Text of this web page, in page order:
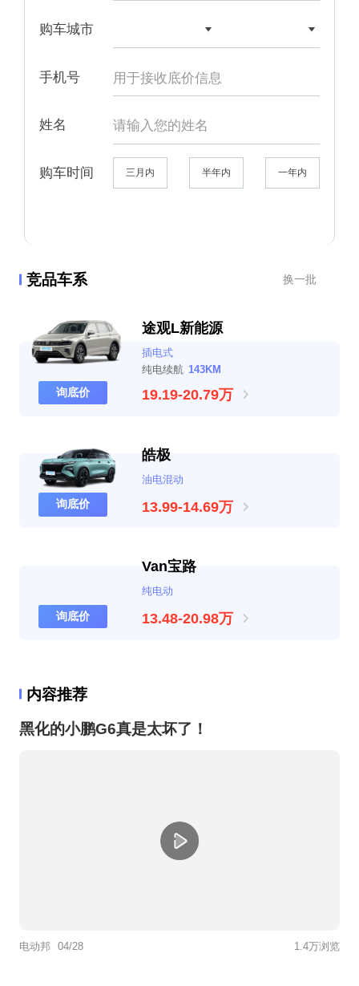
购车城市  
手机号
姓名
购车时间 三月内 半年内 一年内
竞品车系 换一批
途观L新能源
插电式
纯电续航 143KM
19.19-20.79万
询底价
皓极
油电混动
13.99-14.69万
询底价
Van宝路
纯电动
13.48-20.98万
询底价
内容推荐
黑化的小鹏G6真是太坏了！
电动邦 04/28 1.4万浏览